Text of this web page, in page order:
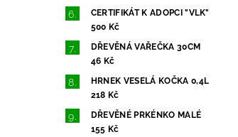
CERTIFIKÁT K ADOPCI "VLK"
500 Kč
DŘEVĚNÁ VAŘEČKA 30CM
46 Kč
HRNEK VESELÁ KOČKA 0,4L
218 Kč
DŘEVĚNÉ PRKÉNKO MALÉ
155 Kč